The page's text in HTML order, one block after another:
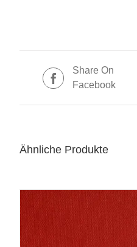
Share On
Facebook
Ähnliche Produkte